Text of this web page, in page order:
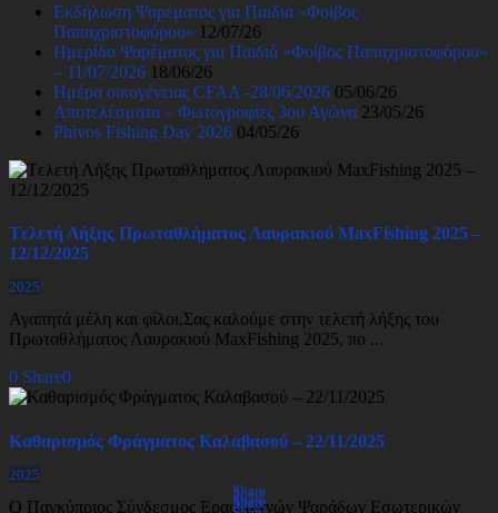
Εκδήλωση Ψαρέματος για Παιδιά «Φοίβος
Παπαχριστοφόρου» 12/07/26
Ημερίδα Ψαρέματος για Παιδιά «Φοίβος Παπαχριστοφόρου»
– 11/07/2026 18/06/26
Ημέρα οικογένειας CFAA -28/06/2026 05/06/26
Αποτελέσματα – Φωτογραφίες 3ου Αγώνα 23/05/26
Phivos Fishing Day 2026 04/05/26
Tελετή Λήξης Πρωταθλήματος Λαυρακιού MaxFishing 2025 –
12/12/2025
2025
Αγαπητά μέλη και φίλοι,Σας καλούμε στην τελετή λήξης του
Πρωταθλήματος Λαυρακιού MaxFishing 2025, πο ...
0 Share0
Share
Καθαρισμός Φράγματος Καλαβασού – 22/11/2025
2025
Ο Παγκύπριος Σύνδεσμος Ερασιτεχνών Ψαράδων Εσωτερικών
Share
Share
Share
Share
Share
Share
Share